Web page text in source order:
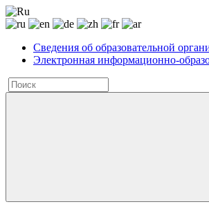
Сведения об образовательной
Электронная информационно-